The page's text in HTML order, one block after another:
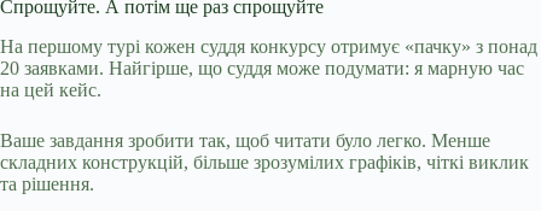
Спрощуйте. А потім ще раз спрощуйте
На першому турі кожен суддя конкурсу отримує «пачку» з понад
20 заявками. Найгірше, що суддя може подумати: я марную час
на цей кейс.
Ваше завдання зробити так, щоб читати було легко. Менше
складних конструкцій, більше зрозумілих графіків, чіткі виклик
та рішення.